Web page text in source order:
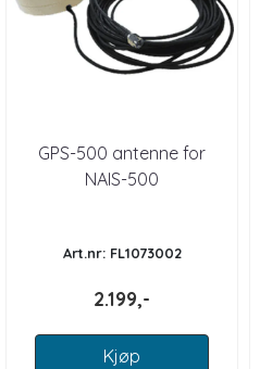
GPS-500 antenne for
NAIS-500
Art.nr: FL1073002
2.199,-
Kjøp